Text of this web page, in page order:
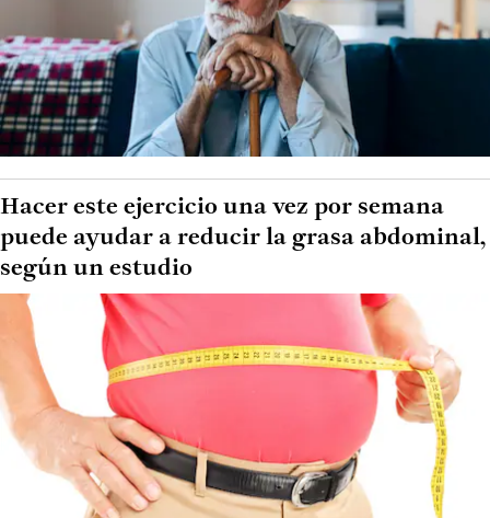
Hacer este ejercicio una vez por semana
puede ayudar a reducir la grasa abdominal,
según un estudio